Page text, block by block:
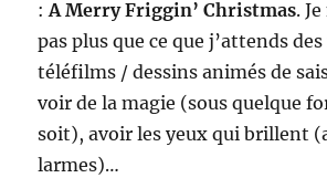
:A Merry Friggin’ Christmas.
pas plus que ce que j’attends
téléfilms /dessins animés de
voir de la magie (sous quelque
soit), avoir les yeux qui brillent
larmes)…